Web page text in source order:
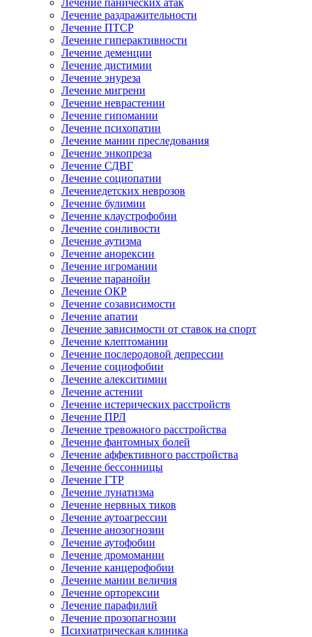
Лечение панических атак
Лечение раздражительности
Лечение ПТСР
Лечение гиперактивности
Лечение деменции
Лечение дистимии
Лечение энуреза
Лечение мигрени
Лечение неврастении
Лечение гипомании
Лечение психопатии
Лечение мании преследования
Лечение энкопреза
Лечение СДВГ
Лечение социопатии
Лечениедетских неврозов
Лечение булимии
Лечение клаустрофобии
Лечение сонливости
Лечение аутизма
Лечение анорексии
Лечение игромании
Лечение паранойи
Лечение ОКР
Лечение созависимости
Лечение апатии
Лечение зависимости от ставок на спорт
Лечение клептомании
Лечение послеродовой депрессии
Лечение социофобии
Лечение алекситимии
Лечение астении
Лечение истерических расстройств
Лечение ПРЛ
Лечение тревожного расстройства
Лечение фантомных болей
Лечение аффективного расстройства
Лечение бессонницы
Лечение ГТР
Лечение лунатизма
Лечение нервных тиков
Лечение аутоагрессии
Лечение анозогнозии
Лечение аутофобии
Лечение дромомании
Лечение канцерофобии
Лечение мании величия
Лечение орторексии
Лечение парафилий
Лечение прозопагнозии
Психиатрическая клиника